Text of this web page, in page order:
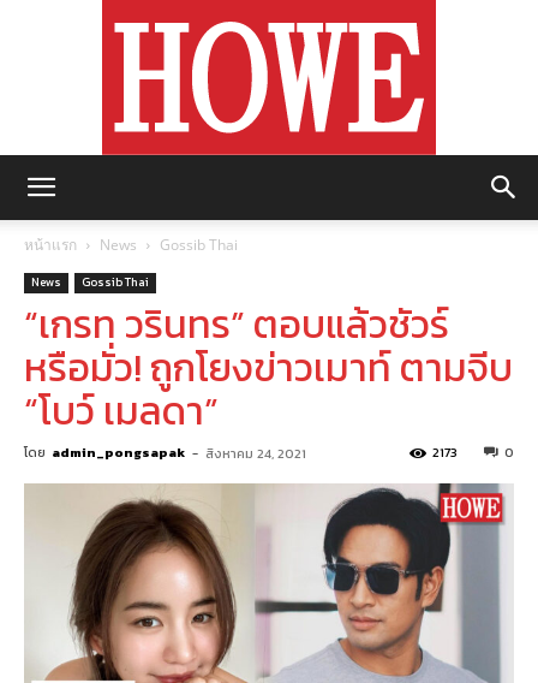
หน้าแรก News Gossib Thai
News Gossib Thai
“เกรท วรินทร” ตอบแล้วชัวร์
หรือมั่ว! ถูกโยงข่าวเมาท์ ตามจีบ
“โบว์ เมลดา”
โดย admin_pongsapak - สิงหาคม 24, 2021 0
2173